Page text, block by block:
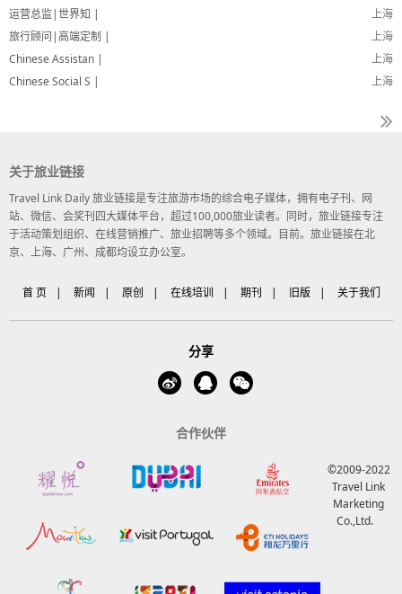
上海
运营总监|世界知 |
上海
旅行顾问|高端定制 |
上海
Chinese Assistan |
上海
Chinese Social S |
关于旅业链接
Travel Link Daily 旅业链接是专注旅游市场的综合电子媒体，拥有电子刊、网
站、微信、会奖刊四大媒体平台，超过100,000旅业读者。同时，旅业链接专注
于活动策划组织、在线营销推广、旅业招聘等多个领域。目前。旅业链接在北
京、上海、广州、成都均设立办公室。
首 页 | 新闻 | 原创 | 在线培训 | 期刊 | 旧版 | 关于我们
分享
合作伙伴
©2009-2022
Travel Link
Marketing
Co.,Ltd.